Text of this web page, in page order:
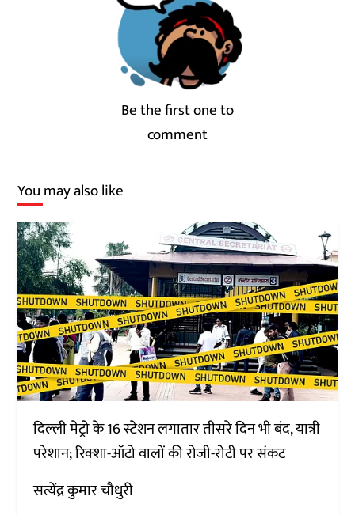
Be the first one to
comment
You may also like
दिल्ली मेट्रो के 16 स्टेशन लगातार तीसरे दिन भी बंद, यात्री
परेशान; रिक्शा-ऑटो वालों की रोजी-रोटी पर संकट
सत्येंद्र कुमार चौधुरी